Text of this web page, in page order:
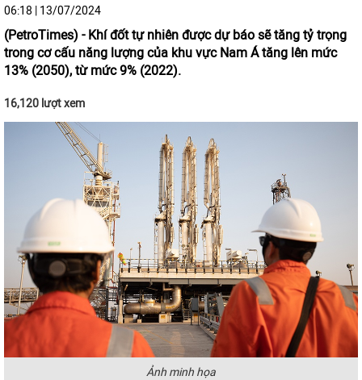
06:18 | 13/07/2024
(PetroTimes) - Khí đốt tự nhiên được dự báo sẽ tăng tỷ trọng
trong cơ cấu năng lượng của khu vực Nam Á tăng lên mức
13% (2050), từ mức 9% (2022).
16,120 lượt xem
Ảnh minh họa